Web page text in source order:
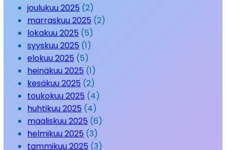
joulukuu 2025 (2)
marraskuu 2025 (2)
lokakuu 2025 (5)
syyskuu 2025 (1)
elokuu 2025 (5)
heinäkuu 2025 (1)
kesäkuu 2025 (2)
toukokuu 2025 (4)
huhtikuu 2025 (4)
maaliskuu 2025 (6)
helmikuu 2025 (3)
tammikuu 2025 (3)